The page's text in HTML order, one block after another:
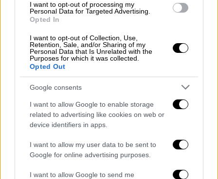
I want to opt-out of processing my
Personal Data for Targeted Advertising.
Opted In
I want to opt-out of Collection, Use,
Retention, Sale, and/or Sharing of my
Personal Data that Is Unrelated with the
Purposes for which it was collected.
Opted Out
Google consents
I want to allow Google to enable storage
related to advertising like cookies on web or
device identifiers in apps.
I want to allow my user data to be sent to
Google for online advertising purposes.
I want to allow Google to send me
Μελέ – μελέ – καραμελέ! Τρεις
φανταστικές συνταγές για την
αγαπημένη κρέμα
Βγάλτε τα κουτάλια, έρχεται γλύκα